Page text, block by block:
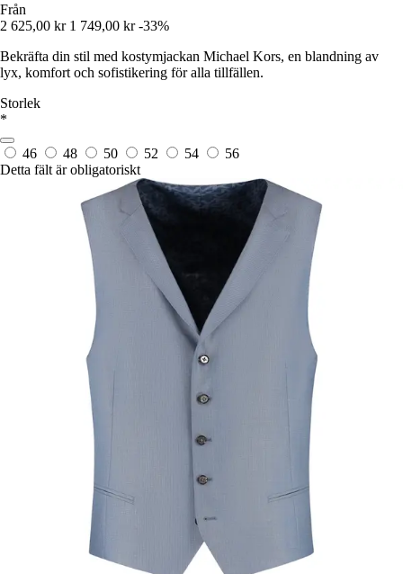
Från
2 625,00 kr 1 749,00 kr -33%
Bekräfta din stil med kostymjackan Michael Kors, en blandning av
lyx, komfort och sofistikering för alla tillfällen.
Storlek
*
46 48 50 52 54
56
Detta fält är obligatoriskt